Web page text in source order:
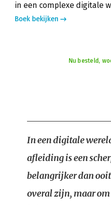
in een complexe digitale
Boek bekijken
Nu besteld,
In een digitale
afleiding is een
belangrijker dan
overal zijn, maar